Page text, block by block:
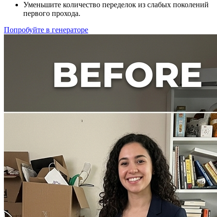
Уменьшите количество переделок из слабых поколений
первого прохода.
Попробуйте в генераторе